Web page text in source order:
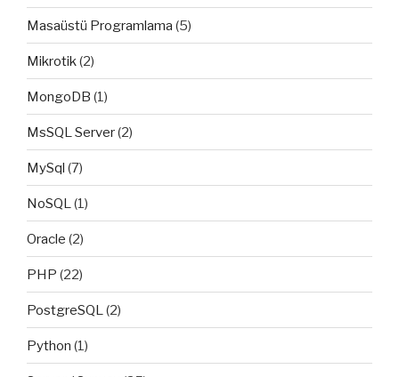
Masaüstü Programlama (5)
Mikrotik(2)
MongoDB (1)
MsSQL Server(2)
MySql (7)
NoSQL(1)
Oracle (2)
PHP (22)
PostgreSQL(2)
Python (1)